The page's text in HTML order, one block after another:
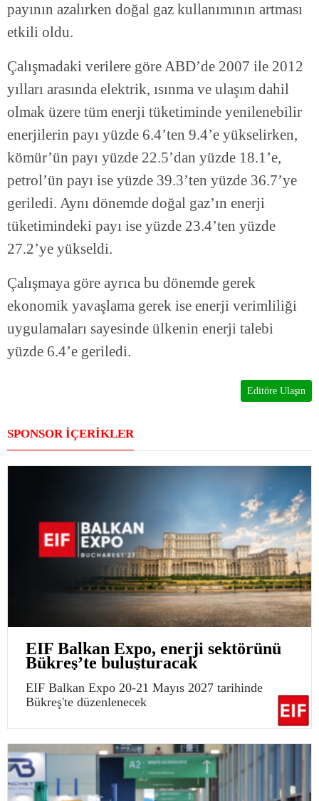
payının azalırken doğal gaz kullanımının artması
etkili oldu.
Çalışmadaki verilere göre ABD’de 2007 ile 2012
yılları arasında elektrik, ısınma ve ulaşım dahil
olmak üzere tüm enerji tüketiminde yenilenebilir
enerjilerin payı yüzde 6.4’ten 9.4’e yükselirken,
kömür’ün payı yüzde 22.5’dan yüzde 18.1’e,
petrol’ün payı ise yüzde 39.3’ten yüzde 36.7’ye
geriledi. Aynı dönemde doğal gaz’ın enerji
tüketimindeki payı ise yüzde 23.4’ten yüzde
27.2’ye yükseldi.
Çalışmaya göre ayrıca bu dönemde gerek
ekonomik yavaşlama gerek ise enerji verimliliği
uygulamaları sayesinde ülkenin enerji talebi
yüzde 6.4’e geriledi.
Editöre Ulaşın
SPONSOR İÇERİKLER
EIF Balkan Expo, enerji sektörünü
Bükreş’te buluşturacak
EIF Balkan Expo 20-21 Mayıs 2027 tarihinde
Bükreş'te düzenlenecek